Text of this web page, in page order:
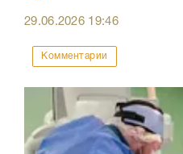
29.06.2026 19:46
Комментарии